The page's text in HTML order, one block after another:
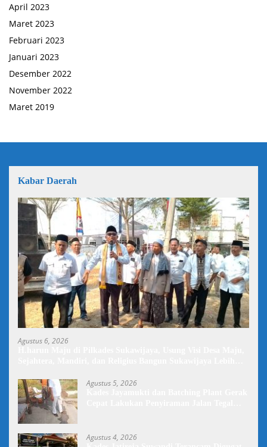
April 2023
Maret 2023
Februari 2023
Januari 2023
Desember 2022
November 2022
Maret 2019
Kabar Daerah
Agustus 6, 2026
Agustus 5, 2026
Agustus 4, 2026